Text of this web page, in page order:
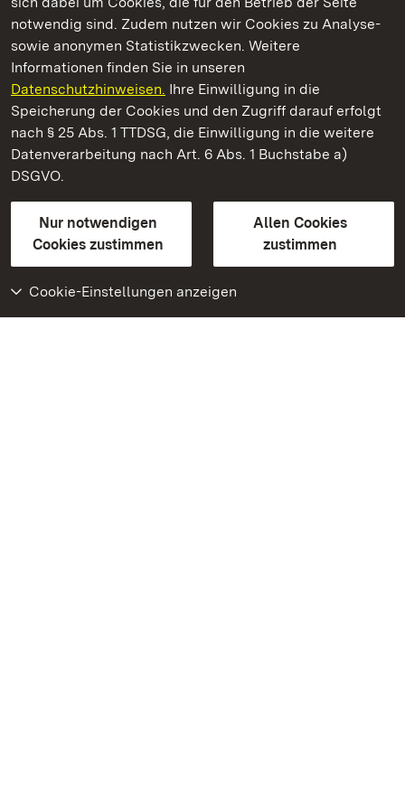
notwendig sind. Zudem nutzen wir Cookies zu Analyse-
sowie anonymen Statistikzwecken. Weitere
Informationen finden Sie in unseren
Datenschutzhinweisen. Ihre Einwilligung in die
Speicherung der Cookies und den Zugriff darauf erfolgt
nach § 25 Abs. 1 TTDSG, die Einwilligung in die weitere
Datenverarbeitung nach Art. 6 Abs. 1 Buchstabe a)
DSGVO.
Nur notwendigen
Cookies zustimmen
Allen Cookies
zustimmen
Cookie-Einstellungen anzeigen
Staatliche Schlösser und Gärten Baden‑Württemberg
Staatliche Schlösser und Gärten Baden-Württemberg
Kontakt
GebärdenspracheLeichte Sprache
Erklärung zur Barrierefreiheit
BITV-konform (geprüfte Seiten)
Weiteres